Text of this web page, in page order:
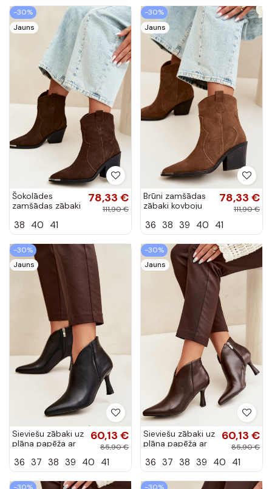
Lurela
-30%
Jauns
Šokolādes
zamšādas zābaki
siltinājumu un
78,33 €
111,90 €
38 40 41
-30%
Jauns
Brūni zamšādas
zābaki kovboju
siltinājumu un
78,33 €
111,90 €
36 38 39 40 41
-30%
Jauns
Sieviešu zābaki uz
plāna papēža ar
melnā krāsā
60,13 €
85,90 €
36 37 38 39 40 41
-30%
Jauns
Sieviešu zābaki uz
plāna papēža ar
tumši brūnā krāsā
60,13 €
85,90 €
36 37 38 39 40 41